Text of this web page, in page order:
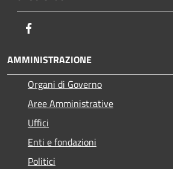
AMMINISTRAZIONE
Organi di Governo
Aree Amministrative
Uffici
Enti e fondazioni
Politici